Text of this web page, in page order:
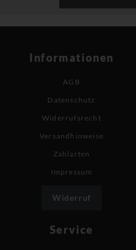
Informationen
AGB
Datenschutz
Widerrufsrecht
Versandhinweise
Zahlarten
Impressum
Widerruf
Service